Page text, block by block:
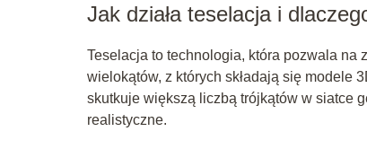
Jak działa teselacja i
Teselacja to technologia, która pozwala na
wielokątów, z których składają się modele
skutkuje większą liczbą trójkątów w siatce
realistyczne.